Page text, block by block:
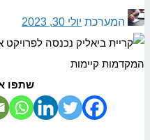
המערכת יולי 30, 2023
שתפו